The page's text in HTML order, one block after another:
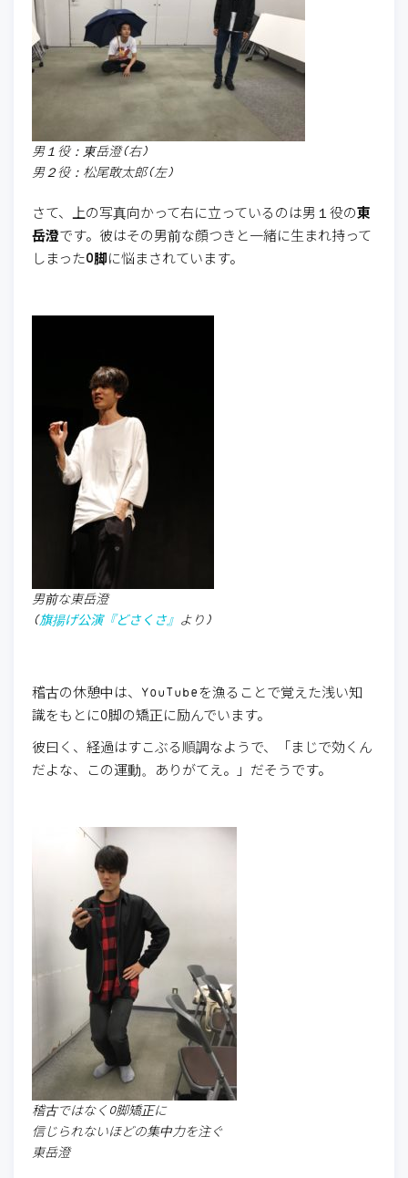
男１役：東岳澄(右)
男２役：松尾敢太郎(左)
さて、上の写真向かって右に立っているのは男１役の東
岳澄です。彼はその男前な顔つきと一緒に生まれ持って
しまったO脚 に悩まされています。
男前な東岳澄
(旗揚げ公演『どさくさ』 より)
稽古の休憩中は、YouTubeを漁ることで覚えた浅い知
識をもとにO脚の矯正に励んでいます。
彼曰く、経過はすこぶる順調なようで、「まじで効くん
だよな、この運動。ありがてえ。」だそうです。
稽古ではなくO脚矯正に
信じられないほどの集中力を注ぐ
東岳澄